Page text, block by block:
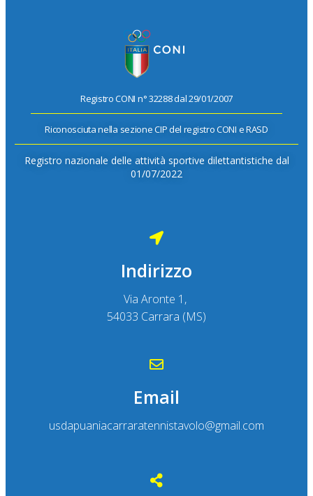
Registro CONI n° 32288 dal 29/01/2007
Riconosciuta nella sezione CIP del registro CONI e RASD
Registro nazionale delle attività sportive dilettantistiche dal
01/07/2022
Indirizzo
Via Aronte 1,
54033 Carrara (MS)
Email
usdapuaniacarraratennistavolo@gmail.com